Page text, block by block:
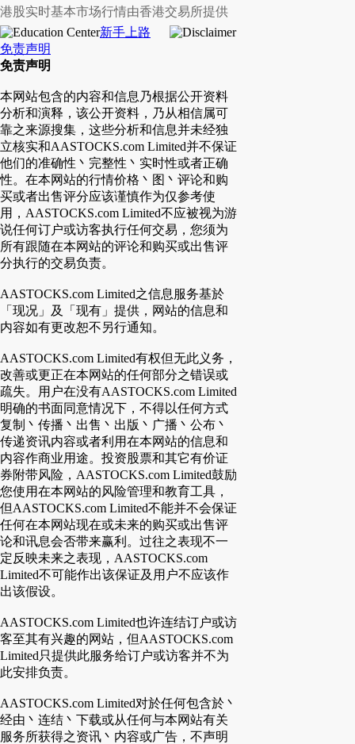
港股实时基本市场行情由香港交易所提供
新手上路
免责声明
免责声明
本网站包含的内容和信息乃根据公开资料
分析和演释，该公开资料，乃从相信属可
靠之来源搜集，这些分析和信息并未经独
立核实和AASTOCKS.com Limited并不保证
他们的准确性丶完整性丶实时性或者正确
性。在本网站的行情价格丶图丶评论和购
买或者出售评分应该谨慎作为仅参考使
用，AASTOCKS.com Limited不应被视为游
说任何订户或访客执行任何交易，您须为
所有跟随在本网站的评论和购买或出售评
分执行的交易负责。
AASTOCKS.com Limited之信息服务基於
「现况」及「现有」提供，网站的信息和
内容如有更改恕不另行通知。
AASTOCKS.com Limited有权但无此义务，
改善或更正在本网站的任何部分之错误或
疏失。用户在没有AASTOCKS.com Limited
明确的书面同意情况下，不得以任何方式
复制丶传播丶出售丶出版丶广播丶公布丶
传递资讯内容或者利用在本网站的信息和
内容作商业用途。投资股票和其它有价证
券附带风险，AASTOCKS.com Limited鼓励
您使用在本网站的风险管理和教育工具，
但AASTOCKS.com Limited不能并不会保证
任何在本网站现在或未来的购买或出售评
论和讯息会否带来赢利。过往之表现不一
定反映未来之表现，AASTOCKS.com
Limited不可能作出该保证及用户不应该作
出该假设。
AASTOCKS.com Limited也许连结订户或访
客至其有兴趣的网站，但AASTOCKS.com
Limited只提供此服务给订户或访客并不为
此安排负责。
AASTOCKS.com Limited对於任何包含於丶
经由丶连结丶下载或从任何与本网站有关
服务所获得之资讯丶内容或广告，不声明